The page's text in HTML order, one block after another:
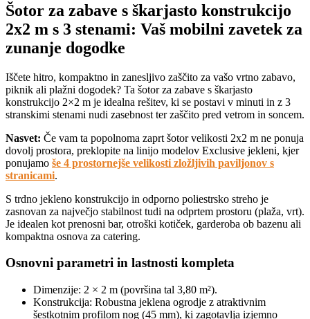
Šotor za zabave s škarjasto konstrukcijo
2x2 m s 3 stenami: Vaš mobilni zavetek za
zunanje dogodke
Iščete hitro, kompaktno in zanesljivo zaščito za vašo vrtno zabavo,
piknik ali plažni dogodek? Ta šotor za zabave s škarjasto
konstrukcijo 2×2 m je idealna rešitev, ki se postavi v minuti in z 3
stranskimi stenami nudi zasebnost ter zaščito pred vetrom in soncem.
Nasvet: Če vam ta popolnoma zaprt šotor velikosti 2x2 m ne ponuja
dovolj prostora, preklopite na linijo modelov Exclusive jekleni, kjer
ponujamo še 4 prostornejše velikosti zložljivih paviljonov s
stranicami.
S trdno jekleno konstrukcijo in odporno poliestrsko streho je
zasnovan za največjo stabilnost tudi na odprtem prostoru (plaža, vrt).
Je idealen kot prenosni bar, otroški kotiček, garderoba ob bazenu ali
kompaktna osnova za catering.
Osnovni parametri in lastnosti kompleta
Dimenzije: 2 × 2 m (površina tal 3,80 m²).
Konstrukcija: Robustna jeklena ogrodje z atraktivnim
šestkotnim profilom nog (45 mm), ki zagotavlja izjemno